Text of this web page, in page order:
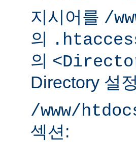
지시어를 /
의
의
Directory 설
/www/
섹션: